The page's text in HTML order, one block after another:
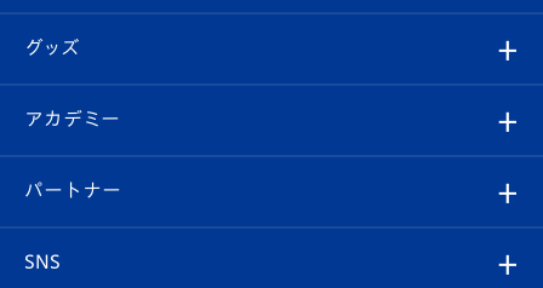
チケット
イベント
メディア
エンブレム紹介
スタッフプロフィール
マスコット紹介
はじめての観戦ガイド
Revive Team
ヴィヴィくんの長崎おもてなしガイド
フォトギャラリー
スタジアムグルメ
チケット
V-LOVERS（ファンクラブ）
プレイヤーズスイート
グッズ
オンラインショップ
店舗情報
アカデミー
育成からのお知らせ
パートナー
SNS